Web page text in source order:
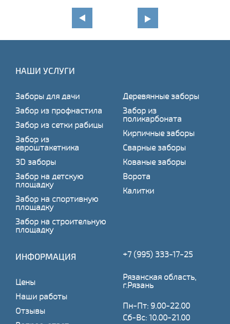
НАШИ УСЛУГИ
Заборы для дачи
Забор из профнастила
Забор из сетки рабицы
Забор из
евроштакетника
3D заборы
Забор на детскую
площадку
Забор на спортивную
площадку
Забор на строительную
площадку
Деревянные заборы
Забор из
поликарбоната
Кирпичные заборы
Сварные заборы
Кованые заборы
Ворота
Калитки
ИНФОРМАЦИЯ
Цены
Наши работы
Отзывы
+7 (995) 333-17-25
Рязанская область,
г.Рязань
Пн-Пт: 9.00-22.00
Сб-Вс: 10.00-21.00